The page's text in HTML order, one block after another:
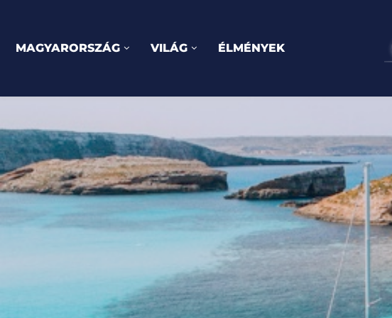
MAGYARORSZÁG VILÁG ÉLMÉNYEK